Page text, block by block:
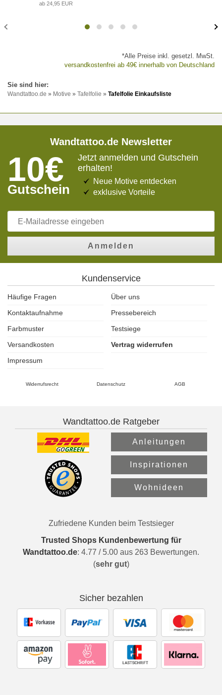
ab 24,95 EUR
*Alle Preise inkl. gesetzl. MwSt.
versandkostenfrei ab 49€ innerhalb von Deutschland
Wandtattoo.de » Motive » Tafelfolie » Tafelfolie Einkaufsliste
Wandtattoo.de Newsletter
10€
Gutschein
Jetzt anmelden und Gutschein
erhalten!
Neue Motive entdecken
exklusive Vorteile
Anmelden
Kundenservice
Häufige Fragen
Über uns
Kontaktaufnahme
Pressebereich
Farbmuster
Testsiege
Versandkosten
Vertrag widerrufen
Impressum
Widerrufsrecht Datenschutz AGB
Wandtattoo.de Ratgeber
Anleitungen
Inspirationen
Wohnideen
Zufriedene Kunden beim Testsieger
Trusted Shops Kundenbewertung für
Wandtattoo.de: 4.77 / 5.00 aus 263 Bewertungen.
(sehr gut)
Sicher bezahlen